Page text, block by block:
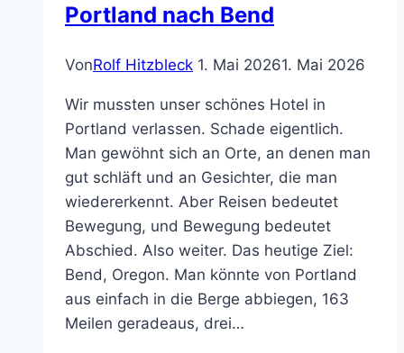
Portland nach Bend
VonRolf Hitzbleck 1. Mai 20261. Mai 2026
Wir mussten unser schönes Hotel in
Portland verlassen. Schade eigentlich.
Man gewöhnt sich an Orte, an denen man
gut schläft und an Gesichter, die man
wiedererkennt. Aber Reisen bedeutet
Bewegung, und Bewegung bedeutet
Abschied. Also weiter. Das heutige Ziel:
Bend, Oregon. Man könnte von Portland
aus einfach in die Berge abbiegen, 163
Meilen geradeaus, drei…